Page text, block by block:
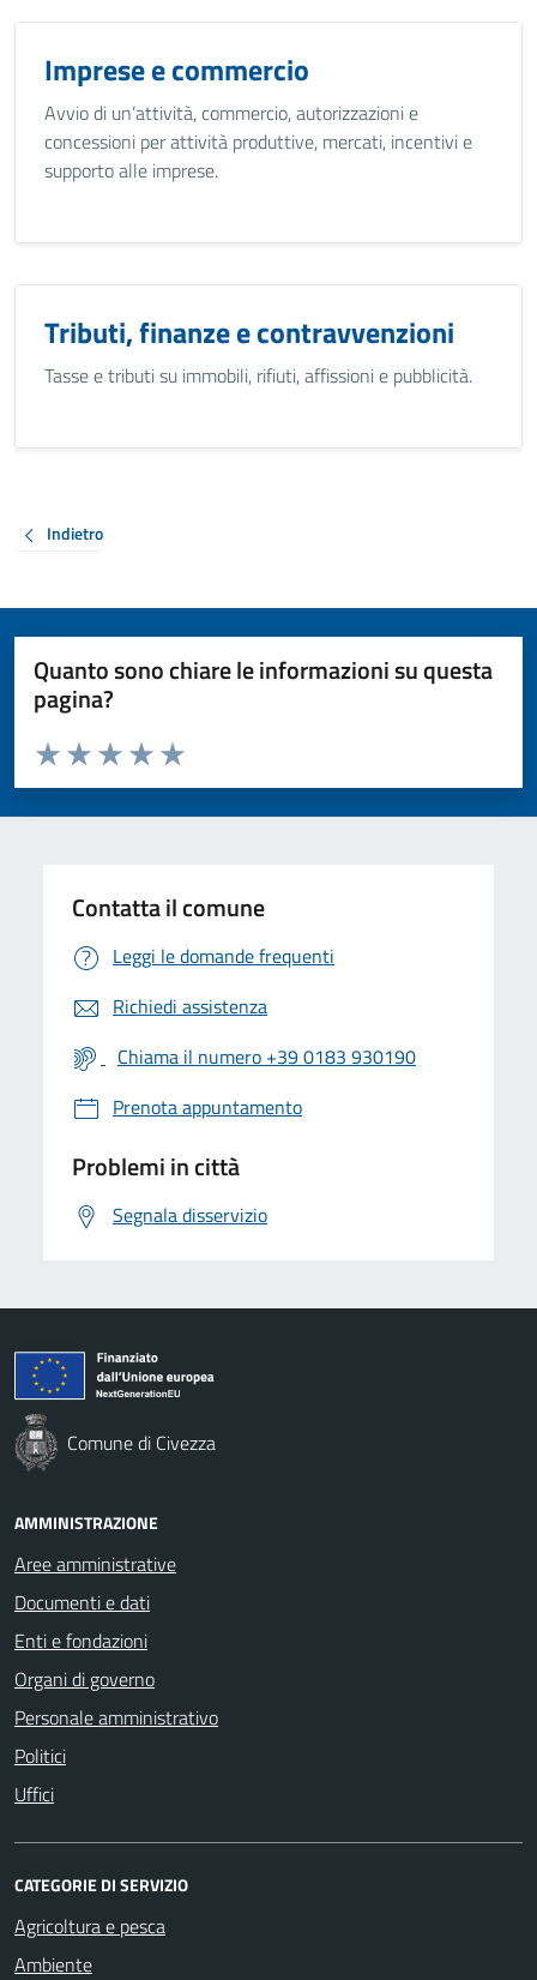
Imprese e commercio
Avvio di un’attività, commercio, autorizzazioni e
concessioni per attività produttive, mercati, incentivi e
supporto alle imprese.
Tributi, finanze e contravvenzioni
Tasse e tributi su immobili, rifiuti, affissioni e pubblicità.
Indietro
Quanto sono chiare le informazioni su questa
pagina?
Valuta da 1 a 5 stelle la pagina
Valuta 5 stelle su 5
Valuta 4 stelle su 5
Valuta 3 stelle su 5
Valuta 2 stelle su 5
Valuta 1 stelle su 5
Contatta il comune
Leggi le domande frequenti
Richiedi assistenza
Chiama il numero +39 0183 930190
Prenota appuntamento
Problemi in città
Segnala disservizio
Comune di Civezza
AMMINISTRAZIONE
Aree amministrative
Documenti e dati
Enti e fondazioni
Organi di governo
Personale amministrativo
Politici
Uffici
CATEGORIE DI SERVIZIO
Agricoltura e pesca
Ambiente